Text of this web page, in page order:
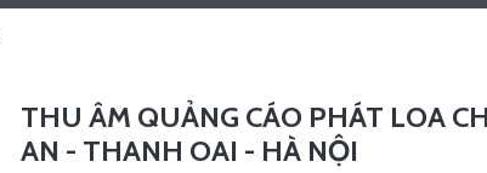
THU ÂM QUẢNG CÁO PHÁT LOA
AN - THANH OAI - HÀ NỘI